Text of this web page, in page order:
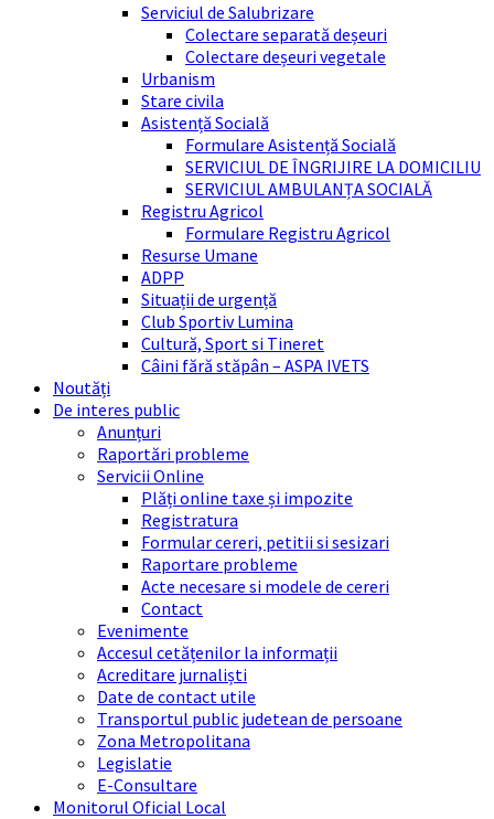
Serviciul de Salubrizare
Colectare separată deșeuri
Colectare deșeuri vegetale
Urbanism
Stare civila
Asistență Socială
Formulare Asistență Socială
SERVICIUL DE ÎNGRIJIRE LA DOMICILIU
SERVICIUL AMBULANȚA SOCIALĂ
Registru Agricol
Formulare Registru Agricol
Resurse Umane
ADPP
Situații de urgență
Club Sportiv Lumina
Cultură, Sport si Tineret
Câini fără stăpân – ASPA IVETS
Noutăți
De interes public
Anunțuri
Raportări probleme
Servicii Online
Plăți online taxe și impozite
Registratura
Formular cereri, petitii si sesizari
Raportare probleme
Acte necesare si modele de cereri
Contact
Evenimente
Accesul cetățenilor la informații
Acreditare jurnaliști
Date de contact utile
Transportul public judetean de persoane
Zona Metropolitana
Legislatie
E-Consultare
Monitorul Oficial Local